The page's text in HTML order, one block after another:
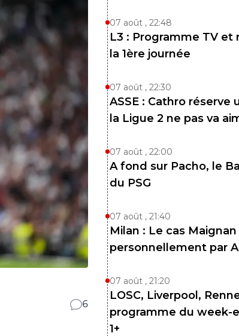
6
07 août , 22:48
L3 : Programme TV et
la 1ère journée
07 août , 22:30
ASSE : Cathro réserve
la Ligue 2 ne pas va
07 août , 22:00
A fond sur Pacho, le
du PSG
07 août , 21:40
Milan : Le cas
personnellement par
07 août , 21:20
LOSC, Liverpool,
programme du week-
1+